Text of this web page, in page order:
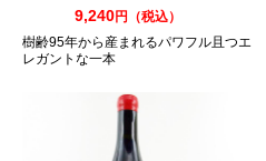
9,240円（税込）
樹齢95年から産まれるパワフル且つエ
レガントな一本